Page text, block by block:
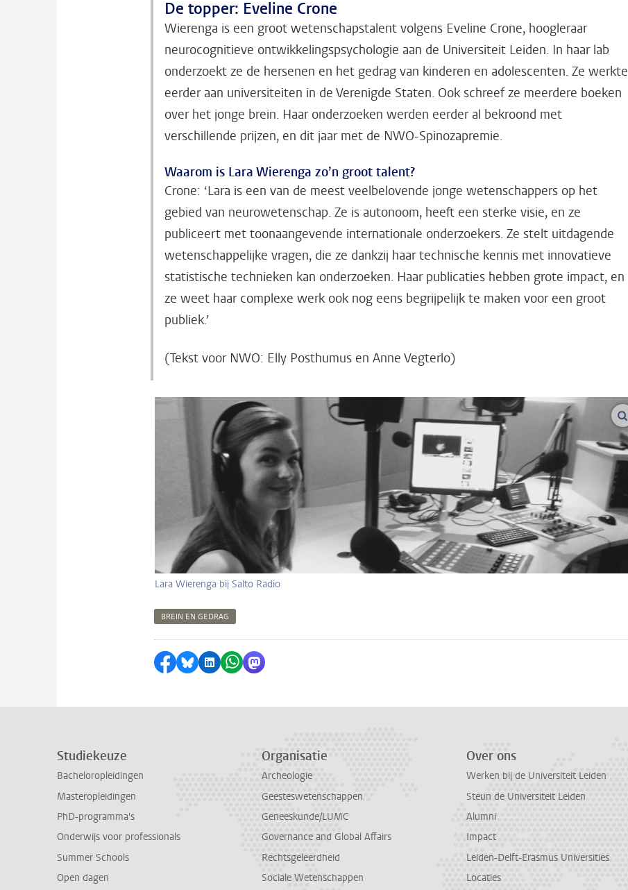
De topper: Eveline Crone
Wierenga is een groot wetenschapstalent volgens Eveline Crone, hoogleraar
neurocognitieve ontwikkelingspsychologie aan de Universiteit Leiden. In haar lab
onderzoekt ze de hersenen en het gedrag van kinderen en adolescenten. Ze werkte
eerder aan universiteiten in de Verenigde Staten. Ook schreef ze meerdere boeken
over het jonge brein. Haar onderzoeken werden eerder al bekroond met
verschillende prijzen, en dit jaar met de NWO-Spinozapremie.
Waarom is Lara Wierenga zo’n groot talent?
Crone: ‘Lara is een van de meest veelbelovende jonge wetenschappers op het
gebied van neurowetenschap. Ze is autonoom, heeft een sterke visie, en ze
publiceert met toonaangevende internationale onderzoekers. Ze stelt uitdagende
wetenschappelijke vragen, die ze dankzij haar technische kennis met innovatieve
statistische technieken kan onderzoeken. Haar publicaties hebben grote impact, en
ze weet haar complexe werk ook nog eens begrijpelijk te maken voor een groot
publiek.’
(Tekst voor NWO: Elly Posthumus en Anne Vegterlo)
Lara Wierenga bij Salto Radio
BREIN EN GEDRAG
Delen op Facebook
Delen via Bluesky
Delen op LinkedIn
Delen via WhatsApp
Delen via Mastodon
Studiekeuze
Bacheloropleidingen
Masteropleidingen
PhD-programma's
Onderwijs voor professionals
Summer Schools
Open dagen
Organisatie
Archeologie
Geesteswetenschappen
Geneeskunde/LUMC
Governance and Global Affairs
Rechtsgeleerdheid
Sociale Wetenschappen
Over ons
Werken bij de Universiteit Leiden
Steun de Universiteit Leiden
Alumni
Impact
Leiden-Delft-Erasmus Universities
Locaties